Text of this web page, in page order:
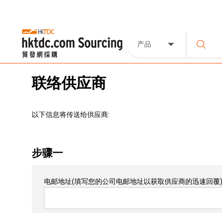
产品
联络供应商
以下信息将传送给供应商:
步骤一
电邮地址(填写您的公司电邮地址以获取供应商的迅速回覆)